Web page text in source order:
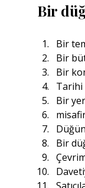
Bir
Bir
Bir
Bir
Tarihi
Bir
Bir